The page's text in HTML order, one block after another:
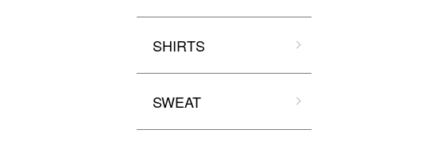
SHIRTS
SWEAT